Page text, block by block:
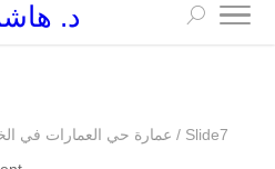
د.
عمارة حي العمارات في / Slide7